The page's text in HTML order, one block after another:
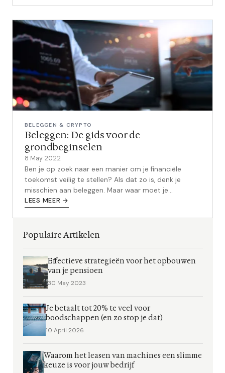
BELEGGEN & CRYPTO
Beleggen: De gids voor de
grondbeginselen
8 May 2022
Ben je op zoek naar een manier om je financiële
toekomst veilig te stellen? Als dat zo is, denk je
misschien aan beleggen. Maar waar moet je
beginnen? In deze gids vindt je alle in...
LEES MEER →
Populaire Artikelen
Effectieve strategieën voor het opbouwen
van je pensioen
30 May 2023
Je betaalt tot 20% te veel voor
boodschappen (en zo stop je dat)
10 April 2026
Waarom het leasen van machines een slimme
keuze is voor jouw bedrijf